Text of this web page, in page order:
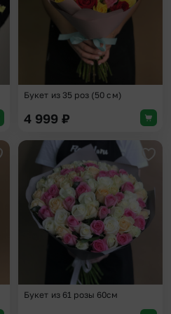
Букет из 35 роз (50 см)
4 999 ₽
Добавить в избранное
Букет из 61 розы 60см